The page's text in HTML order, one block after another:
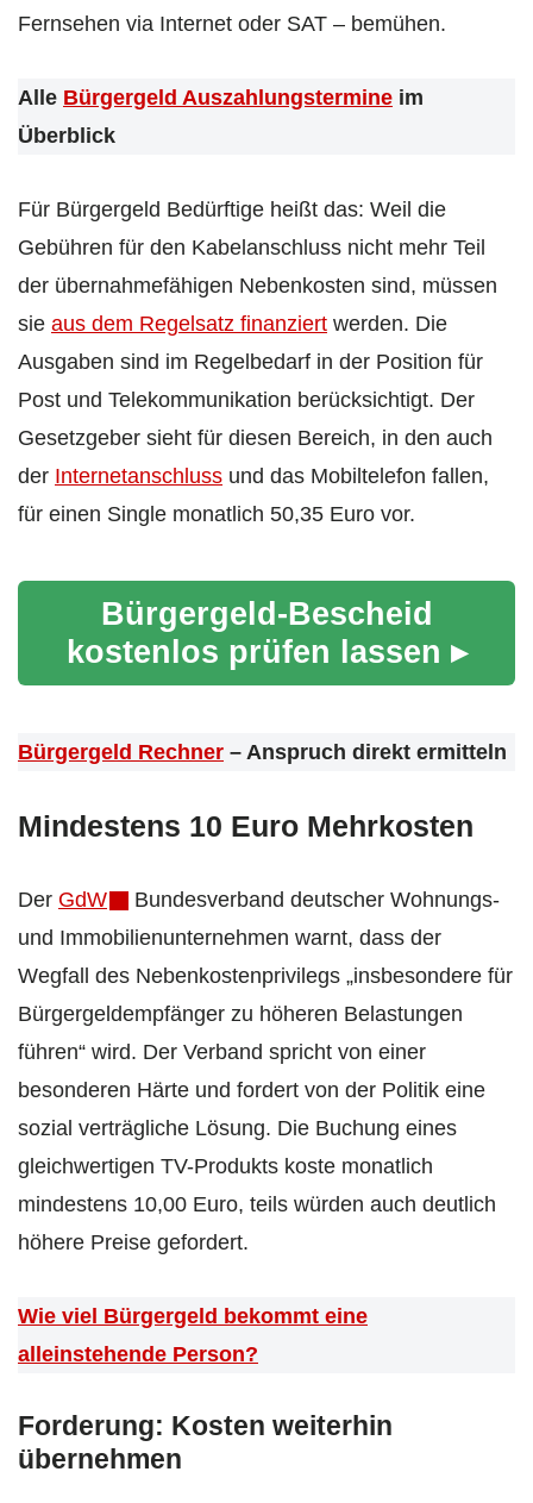
Fernsehen via Internet oder SAT – bemühen.
Alle Bürgergeld Auszahlungstermine im
Überblick
Für Bürgergeld Bedürftige heißt das: Weil die
Gebühren für den Kabelanschluss nicht mehr Teil
der übernahmefähigen Nebenkosten sind, müssen
sie aus dem Regelsatz finanziert werden. Die
Ausgaben sind im Regelbedarf in der Position für
Post und Telekommunikation berücksichtigt. Der
Gesetzgeber sieht für diesen Bereich, in den auch
der Internetanschluss und das Mobiltelefon fallen,
für einen Single monatlich 50,35 Euro vor.
Bürgergeld-Bescheid
kostenlos prüfen lassen ▸
Bürgergeld Rechner – Anspruch direkt ermitteln
Mindestens 10 Euro Mehrkosten
Der GdW
Bundesverband deutscher Wohnungs-
und Immobilienunternehmen warnt, dass der
Wegfall des Nebenkostenprivilegs „insbesondere für
Bürgergeldempfänger zu höheren Belastungen
führen“ wird. Der Verband spricht von einer
besonderen Härte und fordert von der Politik eine
sozial verträgliche Lösung. Die Buchung eines
gleichwertigen TV-Produkts koste monatlich
mindestens 10,00 Euro, teils würden auch deutlich
höhere Preise gefordert.
Wie viel Bürgergeld bekommt eine
alleinstehende Person?
Forderung: Kosten weiterhin
übernehmen